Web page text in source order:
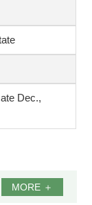
Dec.,
MORE ＋